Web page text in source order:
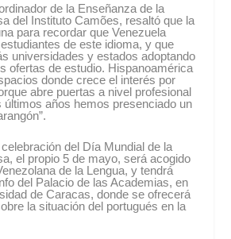
de la Enseñanza de la
del Instituto Camões, resaltó que la
para recordar que Venezuela
de este idioma, y que
universidades y estados adoptando
ofertas de estudio. Hispanoamérica
donde crece el interés por
abre puertas a nivel profesional
últimos años hemos presenciado un
del Día Mundial de la
el propio 5 de mayo, será acogido
de la Lengua, y tendrá
del Palacio de las Academias, en
de Caracas, donde se ofrecerá
la situación del portugués en la